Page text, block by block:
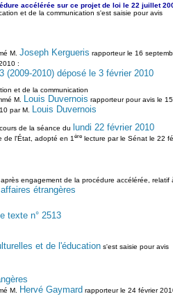
accélérée sur ce projet de loi le 22 juillet
et de la communication s'est saisie pour avis
M. Joseph Kergueris rapporteur le 16
:
(2009-2010) déposé le 3 février 2010
et de la communication
M.
Louis Duvernois rapporteur pour avis le
par M. Louis Duvernois
de la séance du lundi 22 février 2010
de l'État, adopté en 1èrelecture par le Sénat le 22
engagement de la procédure accélérée,
étrangères
texte n° 2513
et de l'éducations'est saisie pour avis
M. Hervé Gaymard rapporteur le 24 février